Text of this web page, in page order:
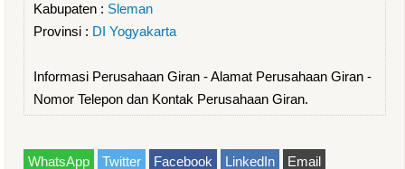
Kabupaten : Sleman
Provinsi : DI Yogyakarta
Informasi Perusahaan Giran - Alamat Perusahaan Giran -
Nomor Telepon dan Kontak Perusahaan Giran.
WhatsApp Twitter Facebook LinkedIn Email